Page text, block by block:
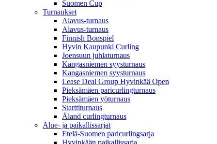
Suomen Cup
Turnaukset
Alavus-turnaus
Alavus-turnaus
Finnish Bonspiel
Hyvin Kaupunki Curling
Joensuun juhlaturnaus
Kangasniemen syysturnaus
Kangasniemen syysturnaus
Lease Deal Group Hyvinkää Open
Pieksämäen paricurlingturnaus
Pieksämäen yöturnaus
Starttiturnaus
Åland curlingturnaus
Alue- ja paikallissarjat
Etelä-Suomen paricurlingsarja
Hyvinkään paikallissarja